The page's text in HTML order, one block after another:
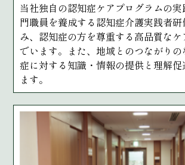
当社独自の認知症ケアプログラムの
門職員を養成する認知症介護実践者
み、認知症の方を尊重する高品質な
でいます。また、地域とのつながり
症に対する知識・情報の提供と理解促
ます。